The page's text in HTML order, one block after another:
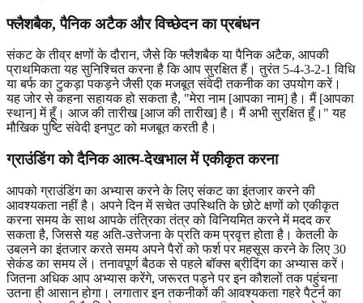
फ्लैशबैक, पैनिक अटैक और विच्छेदनका प्रबंधन
संकट के तीव्र क्षणों के दौरान, जैसे कि फ्लैशबैक या पैनिक अटैक, आपकी
प्राथमिकता यह सुनिश्चित करना है कि आप सुरक्षित हैं। तुरंत 5-4-3-2-1 विधि
या बर्फ का टुकड़ा पकड़ने जैसी एक मजबूत संवेदी तकनीक का उपयोग करें।
यह जोर से कहना सहायक हो सकता है, "मेरा नाम [आपका नाम] है। मैं [आपका
स्थान] में हूँ। आज की तारीख [आज की तारीख] है। मैं अभी सुरक्षित हूँ।" यह
मौखिक पुष्टि संवेदी इनपुट को मजबूत करती है।
ग्राउंडिंग कोदैनिक आत्म-देखभालमें एकीकृत करना
आपको ग्राउंडिंग का अभ्यास करने के लिए संकट का इंतजार करने की
आवश्यकता नहीं है। अपने दिन में सचेत उपस्थिति के छोटे क्षणों को एकीकृत
करना समय के साथ आपके तंत्रिका तंत्र को विनियमित करने में मदद कर
सकता है, जिससे यह अति-उत्तेजना के प्रति कम प्रवृत्त होता है। केतली के
उबलने का इंतजार करते समय अपने पैरों को फर्श पर महसूस करने के लिए 30
सेकंड का समय लें। तनावपूर्ण बैठक से पहले बॉक्स ब्रीदिंग का अभ्यास करें।
जितना अधिक आप अभ्यास करेंगे, जरूरत पड़ने पर इन कौशलों तक पहुंचना
उतना ही आसान होगा। लगातार इन तकनीकों की आवश्यकता गहरे पैटर्न का